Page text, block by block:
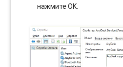
нажмите OK.